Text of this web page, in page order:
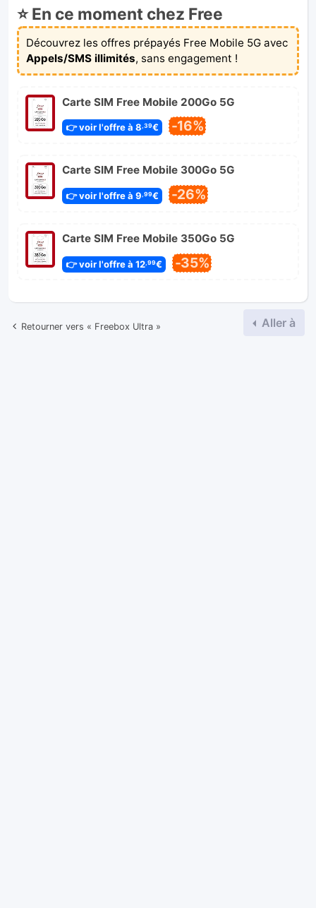
⭐ En ce moment chez Free
Découvrez les offres prépayés Free Mobile 5G avec
Appels/SMS illimités, sans engagement !
Carte SIM Free Mobile 200Go 5G
👉 voir l'offre à 8 ,39€ -16%
Carte SIM Free Mobile 300Go 5G
👉 voir l'offre à 9 ,99€ -26%
Carte SIM Free Mobile 350Go 5G
👉 voir l'offre à 12,99€ -35%
Retourner vers « Freebox Ultra » Aller à